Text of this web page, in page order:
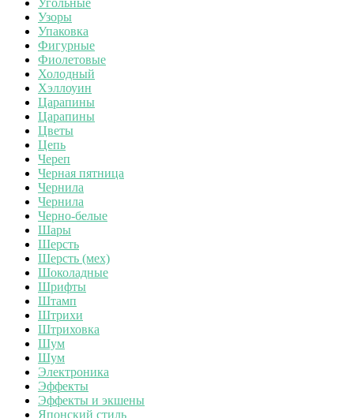
Узоры
Упаковка
Фигурные
Фиолетовые
Холодный
Хэллоуин
Царапины
Царапины
Цветы
Цепь
Череп
Черная пятница
Чернила
Чернила
Черно-белые
Шары
Шерсть
Шерсть (мех)
Шоколадные
Шрифты
Штамп
Штрихи
Штриховка
Шум
Шум
Электроника
Эффекты
Эффекты и экшены
Японский стиль